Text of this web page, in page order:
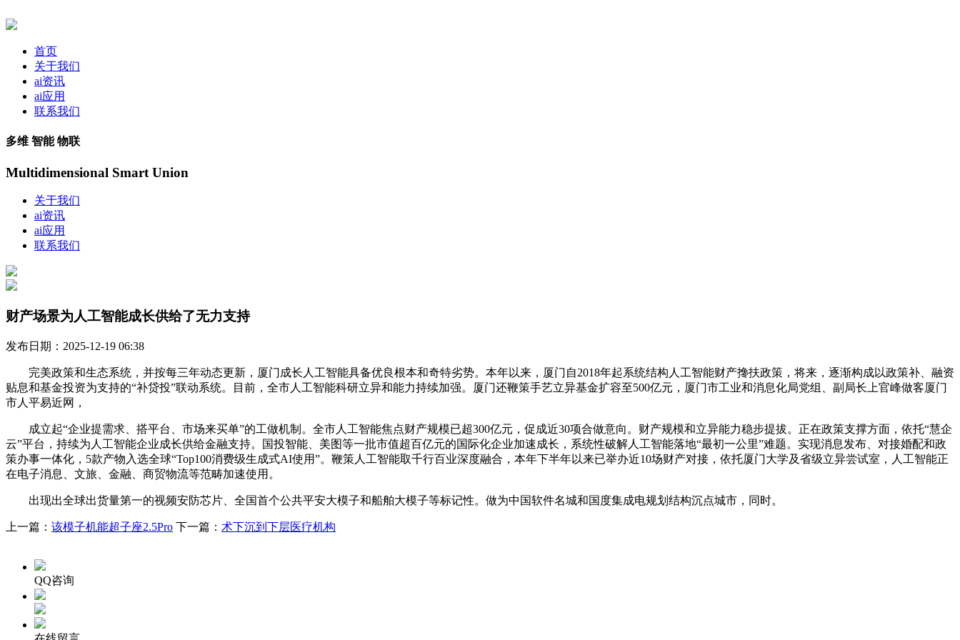
首页
关于我们
ai资讯
ai应用
联系我们
多维 智能 物联
Multidimensional Smart Union
关于我们
ai资讯
ai应用
联系我们
财产场景为人工智能成长供给了无力支持
发布日期：2025-12-19 06:38
完美政策和生态系统，并按每三年动态更新，厦门成长人工智能具备优良根本和奇特劣势。本年以来，厦门自2018年起系统结构人工智能财产搀扶政策，将来，逐渐构成以政策补、融资
贴息和基金投资为支持的“补贷投”联动系统。目前，全市人工智能科研立异和能力持续加强。厦门还鞭策手艺立异基金扩容至500亿元，厦门市工业和消息化局党组、副局长上官峰做客厦门
市人平易近网，
成立起“企业提需求、搭平台、市场来买单”的工做机制。全市人工智能焦点财产规模已超300亿元，促成近30项合做意向。财产规模和立异能力稳步提拔。正在政策支撑方面，依托“慧企
云”平台，持续为人工智能企业成长供给金融支持。国投智能、美图等一批市值超百亿元的国际化企业加速成长，系统性破解人工智能落地“最初一公里”难题。实现消息发布、对接婚配和政
策办事一体化，5款产物入选全球“Top100消费级生成式AI使用”。鞭策人工智能取千行百业深度融合，本年下半年以来已举办近10场财产对接，依托厦门大学及省级立异尝试室，人工智能正
在电子消息、文旅、金融、商贸物流等范畴加速使用。
出现出全球出货量第一的视频安防芯片、全国首个公共平安大模子和船舶大模子等标记性。做为中国软件名城和国度集成电规划结构沉点城市，同时。
上一篇： 该模子机能超子座2.5Pro 下一篇： 术下沉到下层医疗机构
QQ咨询